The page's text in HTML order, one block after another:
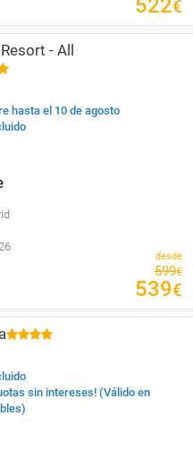
522€
- All
hasta el 10 de agosto
desde
599€
539€
sin intereses! (Válido en